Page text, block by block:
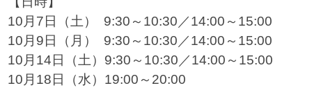
10月7日（土） 9:30～10:30／14:00～15:00
10月9日（月） 9:30～10:30／14:00～15:00
10月14日（土）9:30～10:30／14:00～15:00
10月18日（水）19:00～20:00